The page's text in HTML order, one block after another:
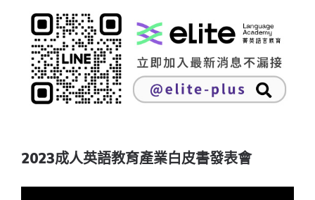
2023成人英語教育產業白皮書發表會